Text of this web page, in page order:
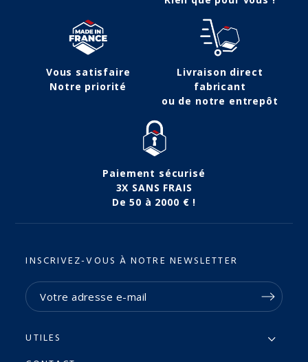
Vous satisfaire
Notre priorité
Livraison direct
fabricant
ou de notre entrepôt
Paiement sécurisé
3X SANS FRAIS
De 50 à 2000 € !
INSCRIVEZ-VOUS À NOTRE NEWSLETTER
UTILES